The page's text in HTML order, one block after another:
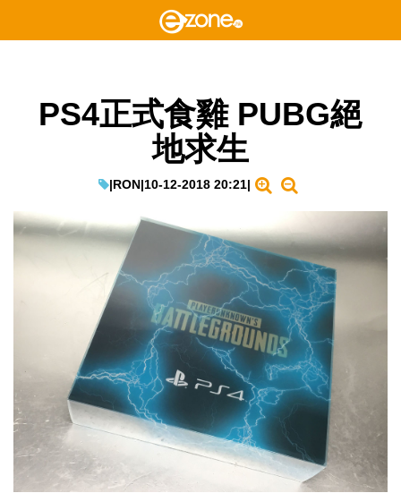
PS4正式食雞 PUBG絕
地求生
|RON|10-12-2018 20:21|